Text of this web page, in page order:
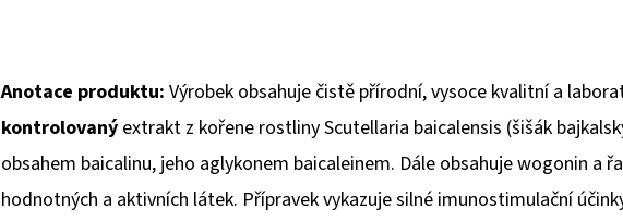
Anotace produktu: Výrobek obsahuje čistě přírodní, vysoce kvalitní a
kontrolovaný extrakt z kořene rostliny Scutellaria baicalensis (šišák
obsahem baicalinu, jeho aglykonem baicaleinem. Dále obsahuje wogonin a
hodnotných a aktivních látek. Přípravek vykazuje silné imunostimulační